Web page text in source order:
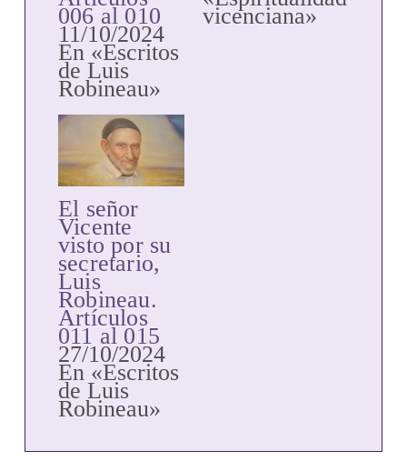
006 al 010
11/10/2024
En «Escritos
de Luis
Robineau»
vicenciana»
El señor
Vicente
visto por su
secretario,
Luis
Robineau.
Artículos
011 al 015
27/10/2024
En «Escritos
de Luis
Robineau»